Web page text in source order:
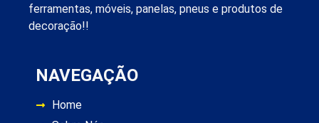
ferramentas, móveis, panelas, pneus e produtos de
decoração!!
NAVEGAÇÃO
Home